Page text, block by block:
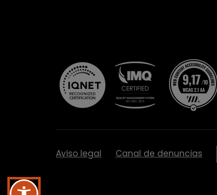
Aviso legal Canal de denuncias